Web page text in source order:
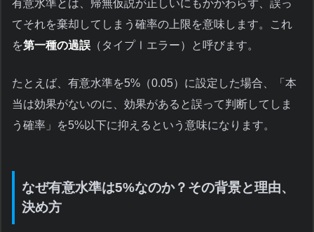
有意水準とは、帰無仮説が正しいにもかかわらず、誤っ
てそれを棄却してしまう確率の上限を意味します。これ
を第一種の過誤 （タイプⅠエラー）と呼びます。
たとえば、有意水準を5%（0.05）に設定した場合、「本
当は効果がないのに、効果があると誤って判断してしま
う確率」を5%以下に抑えるという意味になります。
なぜ有意水準は5%なのか？その背景と理由、
決め方